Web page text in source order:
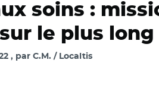
soins :
sur le plus
par C.M. / Localtis